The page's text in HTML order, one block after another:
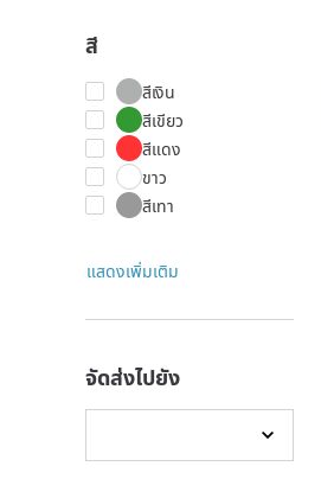
สี
สีเงิน
สีเขียว
สีแดง
ขาว
สีเทา
แสดงเพิ่มเติม
จัดส่งไปยัง